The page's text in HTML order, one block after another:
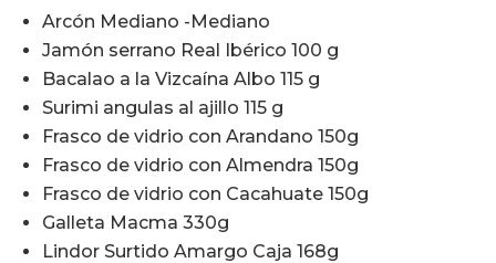
Arcón Mediano -Mediano
Jamón serrano Real Ibérico 100 g
Bacalao a la Vizcaína Albo 115 g
Surimi angulas al ajillo 115 g
Frasco de vidrio con Arandano 150g
Frasco de vidrio con Almendra 150g
Frasco de vidrio con Cacahuate 150g
Galleta Macma 330g
Lindor Surtido Amargo Caja 168g